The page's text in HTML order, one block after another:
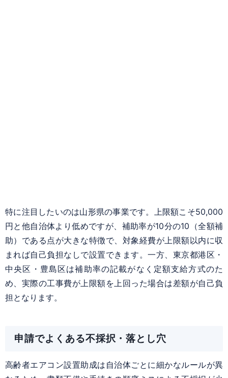
特に注目したいのは山形県の事業です。上限額こそ50,000
円と他自治体より低めですが、補助率が10分の10（全額補
助）である点が大きな特徴で、対象経費が上限額以内に収
まれば自己負担なしで設置できます。一方、東京都港区・
中央区・豊島区は補助率の記載がなく定額支給方式のた
め、実際の工事費が上限額を上回った場合は差額が自己負
担となります。
申請でよくある不採択・落とし穴
高齢者エアコン設置助成は自治体ごとに細かなルールが異